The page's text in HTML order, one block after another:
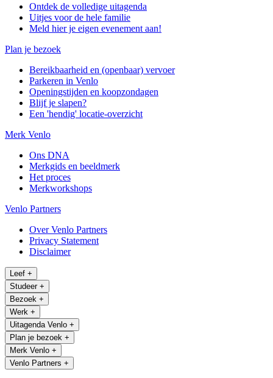
Ontdek de volledige uitagenda
Uitjes voor de hele familie
Meld hier je eigen evenement aan!
Plan je bezoek
Bereikbaarheid en (openbaar) vervoer
Parkeren in Venlo
Openingstijden en koopzondagen
Blijf je slapen?
Een 'hendig' locatie-overzicht
Merk Venlo
Ons DNA
Merkgids en beeldmerk
Het proces
Merkworkshops
Venlo Partners
Over Venlo Partners
Privacy Statement
Disclaimer
Leef +
Studeer +
Bezoek +
Werk +
Uitagenda Venlo +
Plan je bezoek +
Merk Venlo +
Venlo Partners +